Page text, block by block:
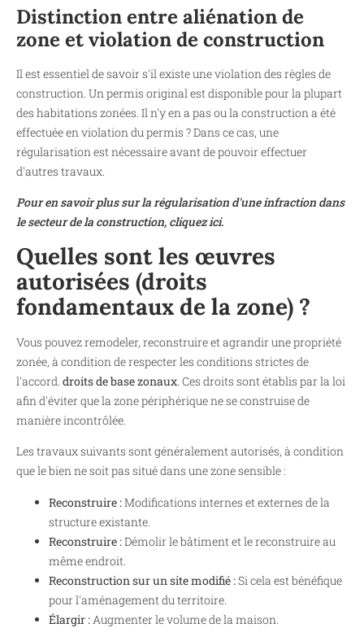
Distinction entre aliénation de
zone et violation de construction
Il est essentiel de savoir s'il existe une violation des règles de
construction. Un permis original est disponible pour la plupart
des habitations zonées. Il n'y en a pas ou la construction a été
effectuée en violation du permis ? Dans ce cas, une
régularisation est nécessaire avant de pouvoir effectuer
d'autres travaux.
Pour en savoir plus sur la régularisation d'une infraction dans
le secteur de la construction, cliquez ici.
Quelles sont les œuvres
autorisées (droits
fondamentaux de la zone) ?
Vous pouvez remodeler, reconstruire et agrandir une propriété
zonée, à condition de respecter les conditions strictes de
l'accord. droits de base zonaux . Ces droits sont établis par la loi
afin d'éviter que la zone périphérique ne se construise de
manière incontrôlée.
Les travaux suivants sont généralement autorisés, à condition
que le bien ne soit pas situé dans une zone sensible :
Reconstruire :Modifications internes et externes de la
structure existante.
Reconstruire :Démolir le bâtiment et le reconstruire au
même endroit.
Reconstruction sur un site modifié :Si cela est bénéfique
pour l'aménagement du territoire.
Élargir : Augmenter le volume de la maison.